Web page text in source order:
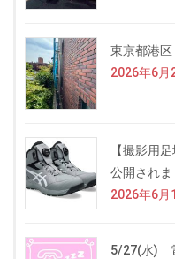
東京都港
2026年6月
【撮影用
公開されま
2026年6月
5/27(水)